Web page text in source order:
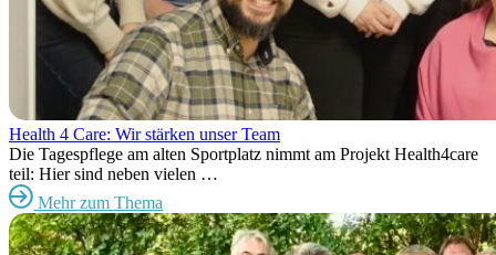
Health 4 Care: Wir stärken unser Team
Die Tagespflege am alten Sportplatz nimmt am Projekt Health4care
teil: Hier sind neben vielen …
Mehr zum Thema